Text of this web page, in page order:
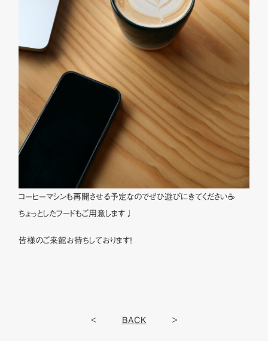
コーヒーマシンも再開させる予定なのでぜひ遊びにきてください☕️
ちょっとしたフードもご用意します♩
皆様のご来館お待ちしております！
< BACK >